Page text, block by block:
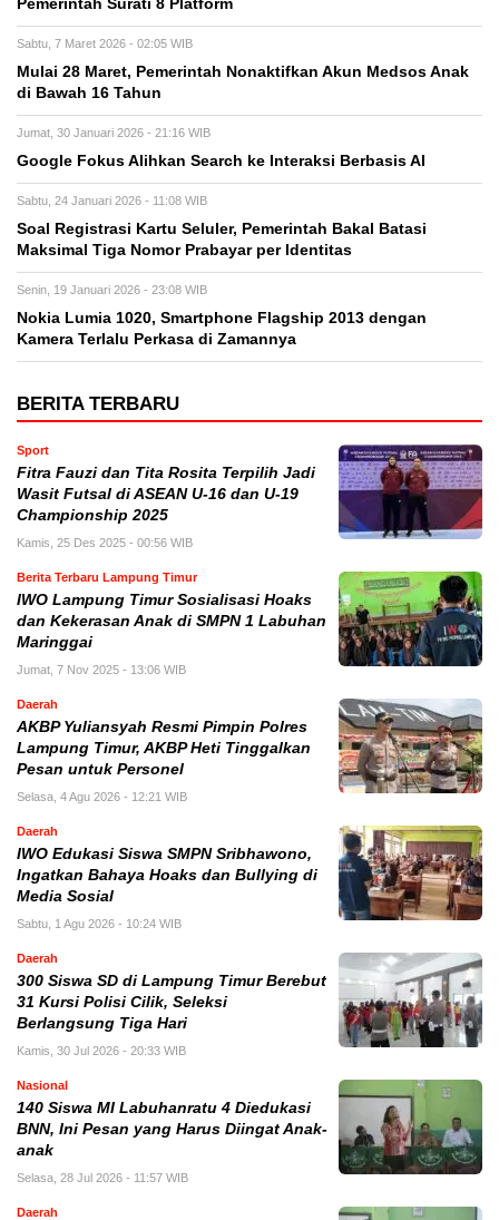
Pemerintah Surati 8 Platform
Sabtu, 7 Maret 2026 - 02:05 WIB
Mulai 28 Maret, Pemerintah Nonaktifkan Akun Medsos Anak
di Bawah 16 Tahun
Jumat, 30 Januari 2026 - 21:16 WIB
Google Fokus Alihkan Search ke Interaksi Berbasis AI
Sabtu, 24 Januari 2026 - 11:08 WIB
Soal Registrasi Kartu Seluler, Pemerintah Bakal Batasi
Maksimal Tiga Nomor Prabayar per Identitas
Senin, 19 Januari 2026 - 23:08 WIB
Nokia Lumia 1020, Smartphone Flagship 2013 dengan
Kamera Terlalu Perkasa di Zamannya
BERITA TERBARU
Sport
Fitra Fauzi dan Tita Rosita Terpilih Jadi
Wasit Futsal di ASEAN U-16 dan U-19
Championship 2025
Kamis, 25 Des 2025 - 00:56 WIB
Berita Terbaru Lampung Timur
IWO Lampung Timur Sosialisasi Hoaks
dan Kekerasan Anak di SMPN 1 Labuhan
Maringgai
Jumat, 7 Nov 2025 - 13:06 WIB
Daerah
AKBP Yuliansyah Resmi Pimpin Polres
Lampung Timur, AKBP Heti Tinggalkan
Pesan untuk Personel
Selasa, 4 Agu 2026 - 12:21 WIB
Daerah
IWO Edukasi Siswa SMPN Sribhawono,
Ingatkan Bahaya Hoaks dan Bullying di
Media Sosial
Sabtu, 1 Agu 2026 - 10:24 WIB
Daerah
300 Siswa SD di Lampung Timur Berebut
31 Kursi Polisi Cilik, Seleksi
Berlangsung Tiga Hari
Kamis, 30 Jul 2026 - 20:33 WIB
Nasional
140 Siswa MI Labuhanratu 4 Diedukasi
BNN, Ini Pesan yang Harus Diingat Anak-
anak
Selasa, 28 Jul 2026 - 11:57 WIB
Daerah